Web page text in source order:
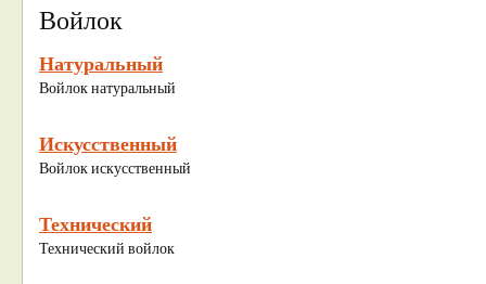
Войлок
Натуральный
Войлок натуральный
Искусственный
Войлок искусственный
Технический
Технический войлок